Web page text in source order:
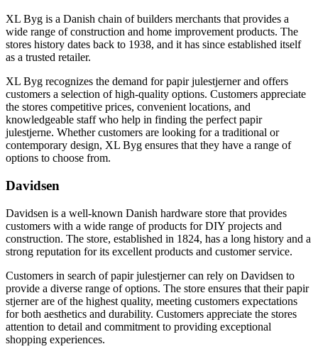
XL Byg is a Danish chain of builders merchants that provides a
wide range of construction and home improvement products. The
stores history dates back to 1938, and it has since established itself
as a trusted retailer.
XL Byg recognizes the demand for papir julestjerner and offers
customers a selection of high-quality options. Customers appreciate
the stores competitive prices, convenient locations, and
knowledgeable staff who help in finding the perfect papir
julestjerne. Whether customers are looking for a traditional or
contemporary design, XL Byg ensures that they have a range of
options to choose from.
Davidsen
Davidsen is a well-known Danish hardware store that provides
customers with a wide range of products for DIY projects and
construction. The store, established in 1824, has a long history and a
strong reputation for its excellent products and customer service.
Customers in search of papir julestjerner can rely on Davidsen to
provide a diverse range of options. The store ensures that their papir
stjerner are of the highest quality, meeting customers expectations
for both aesthetics and durability. Customers appreciate the stores
attention to detail and commitment to providing exceptional
shopping experiences.